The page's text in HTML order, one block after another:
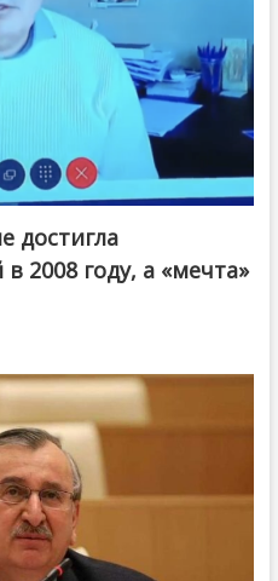
достигла
2008 году, а «мечта»